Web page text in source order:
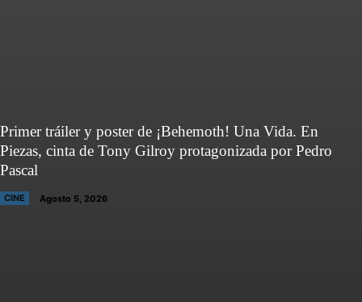
Primer tráiler y poster de ¡Behemoth! Una Vida. En
Piezas, cinta de Tony Gilroy protagonizada por Pedro
Pascal
CINE Agosto 5, 2026